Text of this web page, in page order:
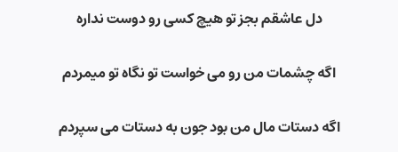
دل عاشقم بجز تو هیچ کسی رو دوست نداره
اگه چشمات من رو می خواست تو نگاه تو میمردم
اگه دستات مال من بود جون به دستات می سپردم